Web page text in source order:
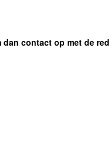
contact op met de